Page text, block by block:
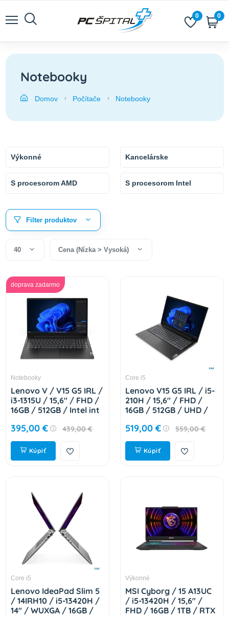
0 0
Notebooky
Domov Počítače Notebooky
Výkonné Kancelárske
S procesorom AMD S procesorom Intel
Filter produktov
40 Cena (Nízka > Vysoká)
doprava zadarmo
Notebooky
Lenovo V / V15 G5 IRL /
i3-1315U / 15,6" / FHD /
16GB / 512GB / Intel int
83GW00B4CK
395,00 € 439,00 €
Kúpiť
Core i5
Lenovo V15 G5 IRL / i5-
210H / 15,6" / FHD /
16GB / 512GB / UHD /
83GW00BDCK
519,00 € 559,00 €
Kúpiť
Core i5
Lenovo IdeaPad Slim 5
/ 14IRH10 / i5-13420H /
14" / WUXGA / 16GB /
Výkonné
MSI Cyborg / 15 A13UC
/ i5-13420H / 15,6" /
FHD / 16GB / 1TB / RTX